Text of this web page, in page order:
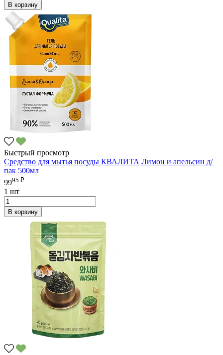
В корзину
Быстрый просмотр
Средство для мытья посуды КВАЛИТА Лимон и апельсин д/
пак 500мл
9995 ₽
1 шт
В корзину